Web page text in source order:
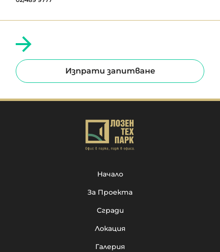
Изпрати запитване
Начало
За Проекта
Сгради
Локация
Галерия